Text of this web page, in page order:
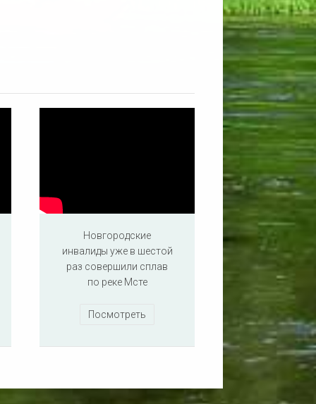
Новгородские
инвалиды уже в шестой
раз совершили сплав
по реке Мсте
Посмотреть